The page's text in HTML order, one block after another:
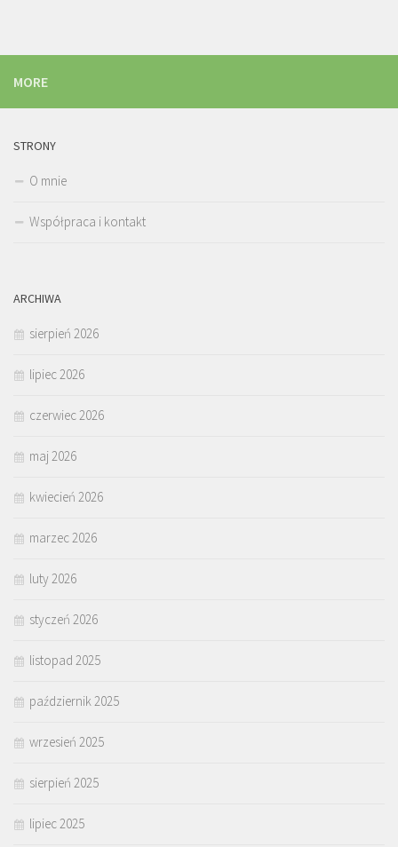
MORE
STRONY
O mnie
Współpraca i kontakt
ARCHIWA
sierpień 2026
lipiec 2026
czerwiec 2026
maj 2026
kwiecień 2026
marzec 2026
luty 2026
styczeń 2026
listopad 2025
październik 2025
wrzesień 2025
sierpień 2025
lipiec 2025